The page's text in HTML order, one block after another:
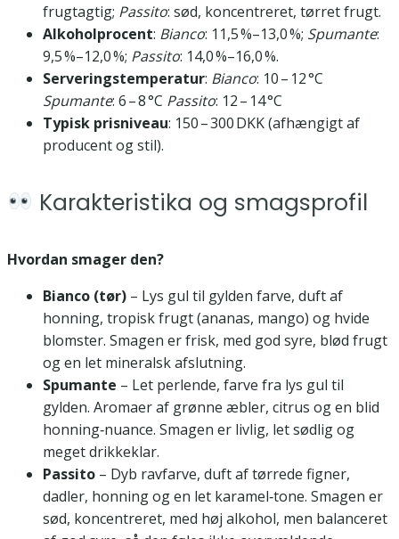
frugtagtig; Passito: sød, koncentreret, tørret frugt.
Alkoholprocent: Bianco: 11,5 %–13,0 %; Spumante:
9,5 %–12,0 %; Passito: 14,0 %–16,0 %.
Serveringstemperatur: Bianco: 10 – 12 °C
Spumante: 6 – 8 °C Passito: 12 – 14 °C
Typisk prisniveau: 150 – 300 DKK (afhængigt af
producent og stil).
Karakteristika og smagsprofil
Hvordan smager den?
Bianco (tør) – Lys gul til gylden farve, duft af
honning, tropisk frugt (ananas, mango) og hvide
blomster. Smagen er frisk, med god syre, blød frugt
og en let mineralsk afslutning.
Spumante – Let perlende, farve fra lys gul til
gylden. Aromaer af grønne æbler, citrus og en blid
honning‑nuance. Smagen er livlig, let sødlig og
meget drikkeklar.
Passito – Dyb ravfarve, duft af tørrede figner,
dadler, honning og en let karamel‑tone. Smagen er
sød, koncentreret, med høj alkohol, men balanceret